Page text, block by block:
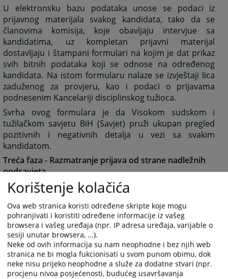
U elektronsku bazu podataka unose se podaci iz
prijavnog materijala svakog kandidata, tako da se
članovima komisija, koje obavljaju intervjue sa
kandidatima, uz kompletan prijavni materijal
dostavljaju i štampani formulari na kojim je dat prikaz
svih bitnih podataka koji se odnose na određenog
kandidata. Na istom formularu nalaze se izvještaji lica
zaduženog za provjeru, kao i podaci o prijavama
podnesenim Kancelariji disciplinskog tužioca.
Svrha ovog formulara je da Visokom sudskom i
tužilačkom savjetu BiH (Savjet) pruži ukupan pregled
pozitivnih i negativnih detalja u vezi sa svakim
kandidatom.
Treća faza - Razmatranje prijava od strane nadležnih
podsavjeta
Nadležni podsavjet za predlaganje kandidata,
sastavljen od članova Savjeta, od Odjeljenja za
imenovanja dobija listu sa imenima svih kandidata koji
su se prijavili za određenu poziciju. Pored imena
prijavljenih kandidata, na listi se nalaze i osnovni
podaci o kandidatima koji su relevantni za sprovođenje
dalje procedure. Podsavjet vrši izbor kandidata i
odlučuje koje kandidate treba pozvati na kvalifikaciono
i pismeno testiranje, a koje kandidate treba direktno
Korištenje kolačića
Ova web stranica koristi određene skripte koje mogu
pohranjivati i koristiti određene informacije iz vašeg
browsera i vašeg uređaja (npr. IP adresa uređaja, varijable o
sesiji unutar browsera, ...).
Neke od ovih informacija su nam neophodne i bez njih web
stranica ne bi mogla fukcionisati u svom punom obimu, dok
neke nisu prijeko neophodne a služe za dodatne stvari (npr.
procjenu nivoa posjećenosti, budućeg usavršavanja